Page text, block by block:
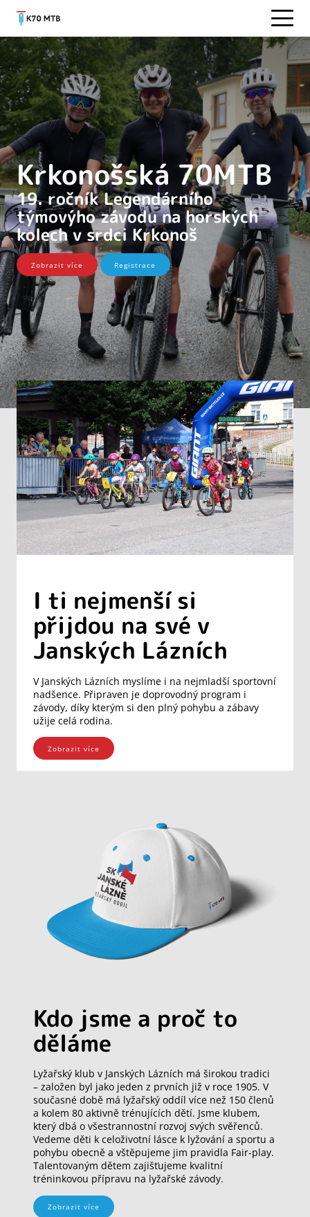
Krkonošská 70MTB
19. ročník Legendárního
týmovýho závodu na horských
kolech v srdci Krkonoš
Zobrazit více Registrace
I ti nejmenší si
přijdou na své v
Janských Lázních
V Janských Lázních myslíme i na nejmladší sportovní
nadšence. Připraven je doprovodný program i
závody, díky kterým si den plný pohybu a zábavy
užije celá rodina.
Zobrazit více
Kdo jsme a proč to
děláme
Lyžařský klub v Janských Lázních má širokou tradici
– založen byl jako jeden z prvních již v roce 1905. V
současné době má lyžařský oddíl více než 150 členů
a kolem 80 aktivně trénujících dětí. Jsme klubem,
který dbá o všestrannostní rozvoj svých svěřenců.
Vedeme děti k celoživotní lásce k lyžování a sportu a
pohybu obecně a vštěpujeme jim pravidla Fair-play.
Talentovaným dětem zajišťujeme kvalitní
tréninkovou přípravu na lyžařské závody.
Zobrazit více